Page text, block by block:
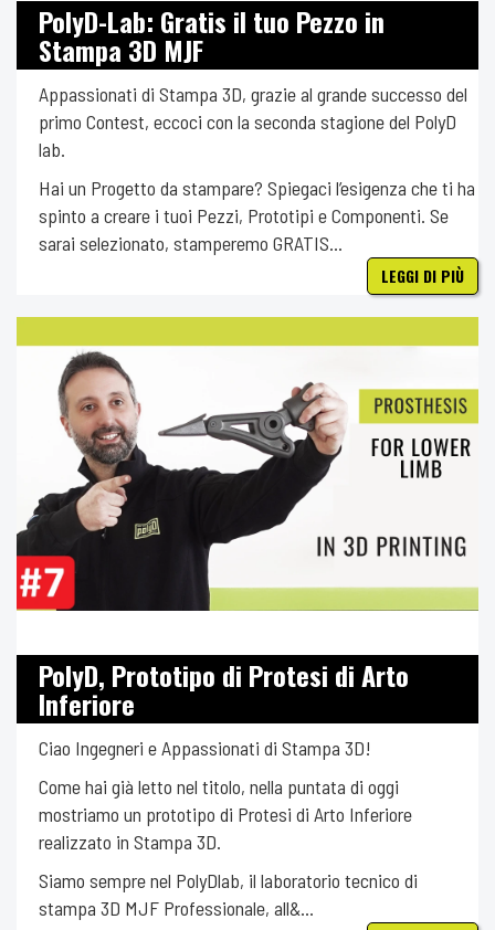
PolyD-Lab: Gratis il tuo Pezzo in
Stampa 3D MJF
Appassionati di Stampa 3D, grazie al grande successo del
primo Contest, eccoci con la seconda stagione del PolyD
lab.
Hai un Progetto da stampare? Spiegaci l’esigenza che ti ha
spinto a creare i tuoi Pezzi, Prototipi e Componenti. Se
sarai selezionato, stamperemo GRATIS...
LEGGI DI PIÙ
PolyD, Prototipo di Protesi di Arto
Inferiore
Ciao Ingegneri e Appassionati di Stampa 3D!
Come hai già letto nel titolo, nella puntata di oggi
mostriamo un prototipo di Protesi di Arto Inferiore
realizzato in Stampa 3D.
Siamo sempre nel PolyDlab, il laboratorio tecnico di
stampa 3D MJF Professionale, all&...